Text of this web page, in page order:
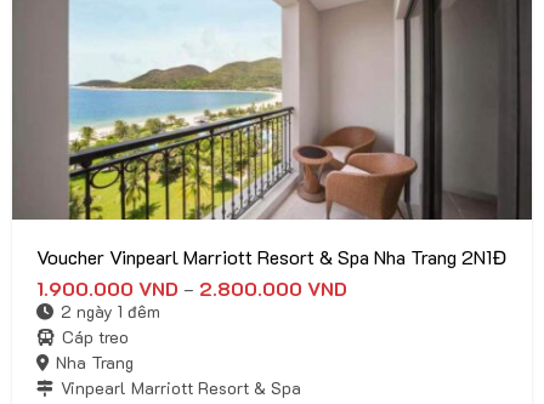
Voucher Vinpearl Marriott Resort & Spa Nha Trang 2N1Đ
1.900.000 VND – 2.800.000 VND
2 ngày 1 đêm
Cáp treo
Nha Trang
Vinpearl Marriott Resort & Spa